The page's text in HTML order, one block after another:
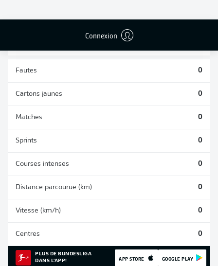
Connexion
0 0
Fautes 0
Cartons jaunes 0
Matches 0
Sprints 0
Courses intenses 0
Distance parcourue (km) 0
Vitesse (km/h) 0
Centres 0
PLUS DE BUNDESLIGA
DANS L'APP!
APP STORE GOOGLE PLAY